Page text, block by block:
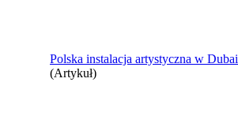
Polska instalacja artystyczna w
(Artykuł)